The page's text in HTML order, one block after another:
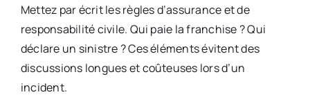
Mettez par écrit les règles d’assurance et de
responsabilité civile. Qui paie la franchise ? Qui
déclare un sinistre ? Ces éléments évitent des
discussions longues et coûteuses lors d’un
incident.